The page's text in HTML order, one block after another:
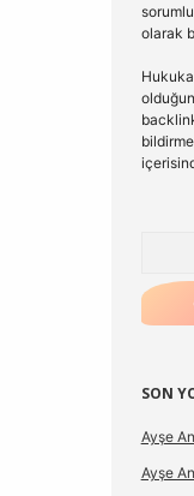
olarak
SON
Ayşe
Ayşe